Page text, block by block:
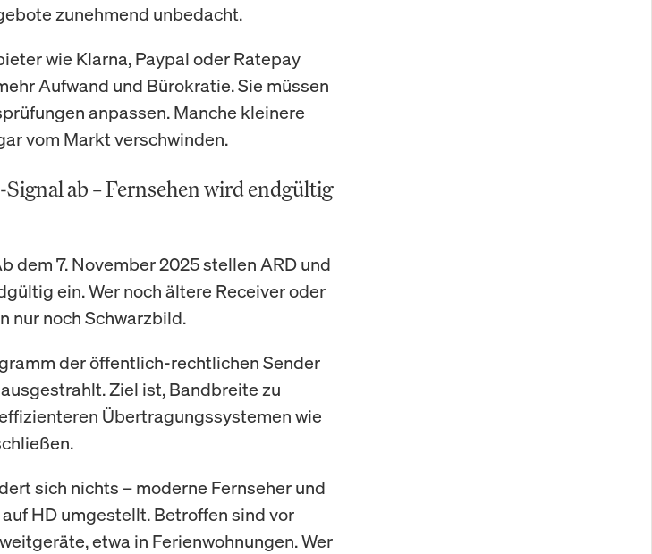
zunehmend unbedacht.
wie Klarna, Paypal oder Ratepay
Aufwand und Bürokratie. Sie müssen
anpassen. Manche kleinere
vom Markt verschwinden.
ab – Fernsehen wird endgültig
dem 7. November 2025 stellen ARD und
ein. Wer noch ältere Receiver oder
nur noch Schwarzbild.
der öffentlich-rechtlichen Sender
Ziel ist, Bandbreite zu
Übertragungssystemen wie
sich nichts – moderne Fernseher und
HD umgestellt. Betroffen sind vor
etwa in Ferienwohnungen. Wer